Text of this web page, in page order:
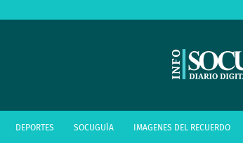
DEPORTES SOCUGUÍA IMAGENES DEL RECUERDO